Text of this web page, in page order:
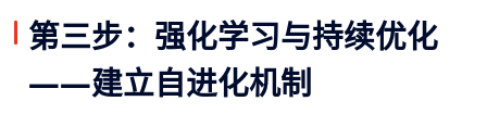
第三步：强化学习与持续优化
——建立自进化机制